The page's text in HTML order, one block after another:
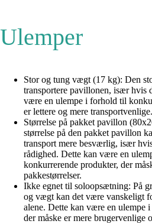
Ulemper
Stor og tung vægt (17 kg): Den
transportere pavillonen, især hvis
være en ulempe i forhold til
er lettere og mere transportvenlige.
Størrelse på pakket pavillon
størrelse på den pakket pavillon
transport mere besværlig, især
rådighed. Dette kan være en
konkurrerende produkter, der
pakkestørrelser.
Ikke egnet til soloopsætning: På
og vægt kan det være vanskeligt
alene. Dette kan være en ulempe
der måske er mere brugervenlige